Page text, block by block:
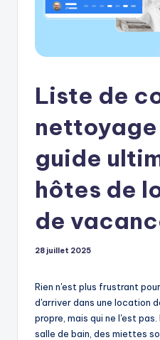
Liste de
guide
hôtes de
de
28 juillet 2025
Rien n'est plus frustrant
d'arriver dans une location
propre, mais qui ne l'est
salle de bain, des miettes